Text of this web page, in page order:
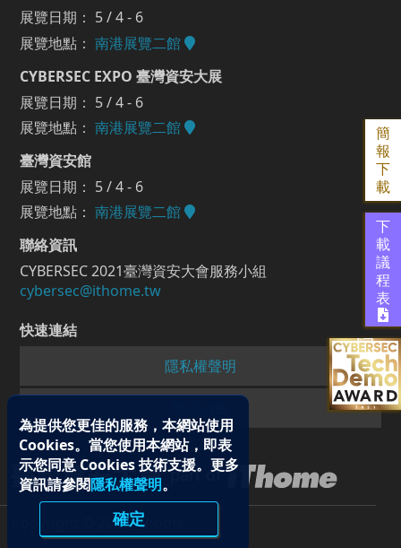
為提供您更佳的服務，本網站使用
Cookies。當您使用本網站，即表
示您同意 Cookies 技術支援。更多
資訊請參閱隱私權聲明。
確定
下
載
議
程
表
簡
報
下
載
展覽日期： 5 / 4 - 6
展覽地點： 南港展覽二館
CYBERSEC EXPO 臺灣資安大展
展覽日期： 5 / 4 - 6
展覽地點： 南港展覽二館
臺灣資安館
展覽日期： 5 / 4 - 6
展覽地點： 南港展覽二館
聯絡資訊
CYBERSEC 2021臺灣資安大會服務小組
cybersec@ithome.tw
快速連結
隱私權聲明
part of
Copyright © 2021 iThome